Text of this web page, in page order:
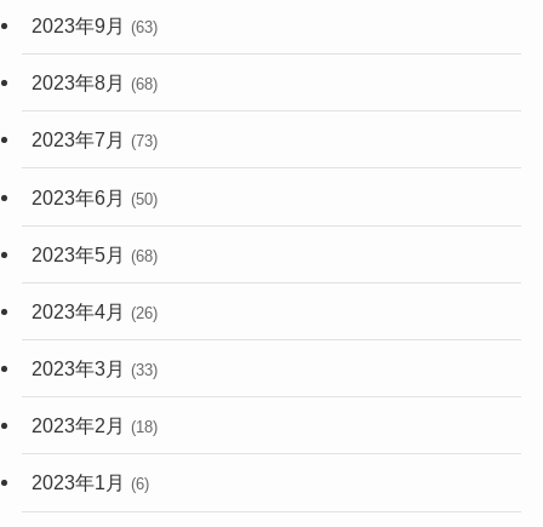
2023年9月 (63)
2023年8月 (68)
2023年7月 (73)
2023年6月 (50)
2023年5月 (68)
2023年4月 (26)
2023年3月 (33)
2023年2月 (18)
2023年1月 (6)